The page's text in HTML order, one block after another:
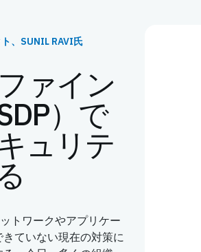
、SUNIL RAVI氏
ァイン
）で
ュリテ
トワークやアプリケー
ていない現在の対策に